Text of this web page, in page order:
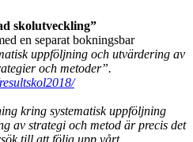
skolutveckling”
en separat bokningsbar
uppföljning och utvärdering av
och metoder”.
kring systematisk uppföljning
av strategi och metod är precis det